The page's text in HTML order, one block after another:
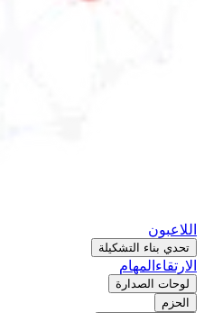
اللاعبون
تحدي بناء التشكيلة
الارتقاء المهام
لوحات الصدارة
الحزم